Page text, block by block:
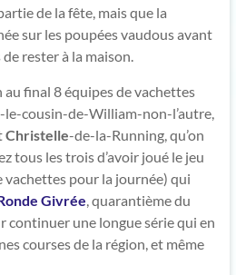
de la fête, mais que la
sur les poupées vaudous avant
rester à la maison.
final 8 équipes de vachettes
-le-cousin-de-William-non-l’autre,
Christelle-de-la-Running, qu’on
tous les trois d’avoir joué le jeu
vachettes pour la journée) qui
Givrée, quarantième du
continuer une longue série qui en
courses de la région, et même